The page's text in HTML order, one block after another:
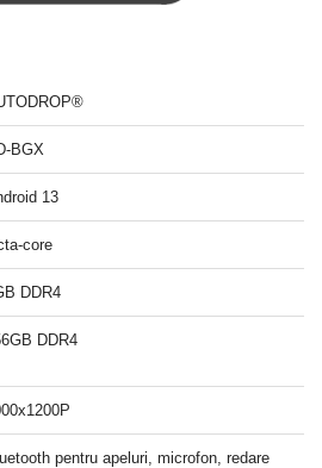
BGX
13
core
DDR4
DDR4
pentru apeluri, microfon, redare